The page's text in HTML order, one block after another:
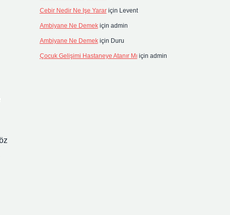
Cebir Nedir Ne Işe Yarariçin Levent
Ambiyane Ne Demekiçin admin
Ambiyane Ne Demekiçin Duru
Çocuk Gelişimi Hastaneye Atanır Mıiçin admin